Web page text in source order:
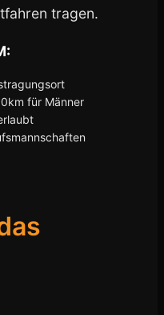
tragen.
für Männer